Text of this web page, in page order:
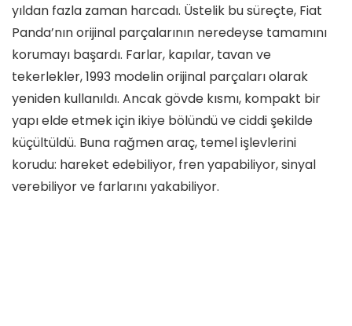
yıldan fazla zaman harcadı. Üstelik bu süreçte, Fiat
Panda’nın orijinal parçalarının neredeyse tamamını
korumayı başardı. Farlar, kapılar, tavan ve
tekerlekler, 1993 modelin orijinal parçaları olarak
yeniden kullanıldı. Ancak gövde kısmı, kompakt bir
yapı elde etmek için ikiye bölündü ve ciddi şekilde
küçültüldü. Buna rağmen araç, temel işlevlerini
korudu: hareket edebiliyor, fren yapabiliyor, sinyal
verebiliyor ve farlarını yakabiliyor.